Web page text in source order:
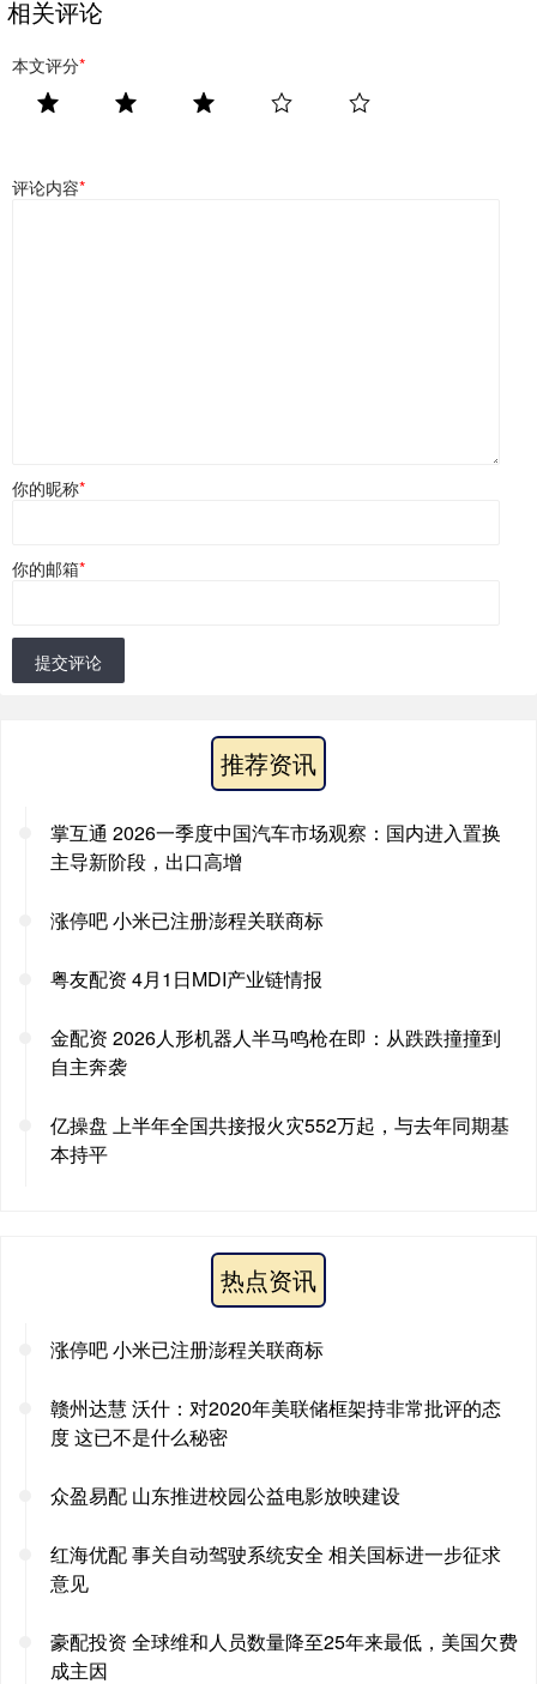
相关评论
本文评分*
评论内容*
你的昵称*
你的邮箱*
提交评论
推荐资讯
掌互通 2026一季度中国汽车市场观察：国内进入置换
主导新阶段，出口高增
涨停吧 小米已注册澎程关联商标
粤友配资 4月1日MDI产业链情报
金配资 2026人形机器人半马鸣枪在即：从跌跌撞撞到
自主奔袭
亿操盘 上半年全国共接报火灾552万起，与去年同期基
本持平
热点资讯
涨停吧 小米已注册澎程关联商标
赣州达慧 沃什：对2020年美联储框架持非常批评的态
度 这已不是什么秘密
众盈易配 山东推进校园公益电影放映建设
红海优配 事关自动驾驶系统安全 相关国标进一步征求
意见
豪配投资 全球维和人员数量降至25年来最低，美国欠费
成主因